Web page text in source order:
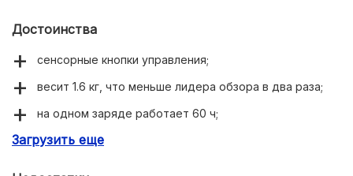
Достоинства
сенсорные кнопки управления;
весит 1.6 кг, что меньше лидера обзора в два раза;
на одном заряде работает 60 ч;
регулировка скорости вращения по трем режимам.
Загрузить еще